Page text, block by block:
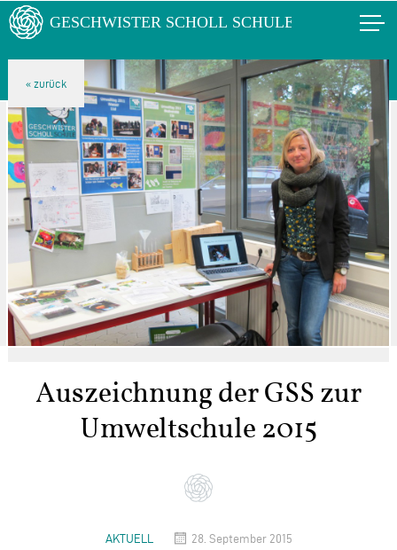
Auszeichnung der GSS zur
Umweltschule 2015
AKTUELL 28. September 2015